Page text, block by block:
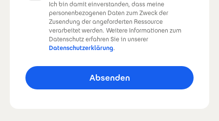
Ich bin damit einverstanden, dass meine
personenbezogenen Daten zum Zweck der
Zusendung der angeforderten Ressource
verarbeitet werden. Weitere Informationen zum
Datenschutz erfahren Sie in unserer
Datenschutzerklärung.